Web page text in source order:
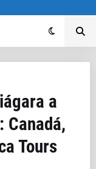
a
Canadá,
Tours